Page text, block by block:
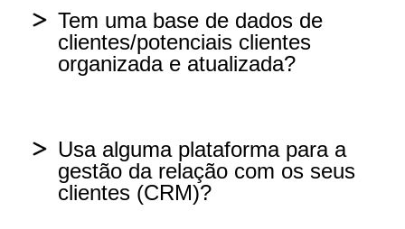
Não
Tem uma base de dados de
clientes/potenciais clientes
organizada e atualizada?
Tenho uma BD mas não está
organizada nem atualizada
Usa alguma plataforma para a
gestão da relação com os seus
clientes (CRM)?